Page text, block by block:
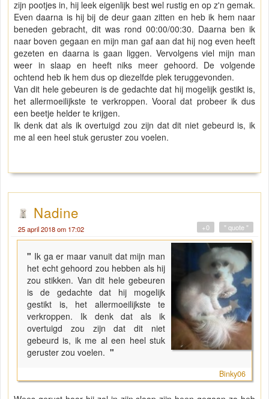
zijn pootjes in, hij leek eigenlijk best wel rustig en op z'n gemak.
Even daarna is hij bij de deur gaan zitten en heb ik hem naar
beneden gebracht, dit was rond 00:00/00:30. Daarna ben ik
naar boven gegaan en mijn man gaf aan dat hij nog even heeft
gezeten en daarna is gaan liggen. Vervolgens viel mijn man
weer in slaap en heeft niks meer gehoord. De volgende
ochtend heb ik hem dus op diezelfde plek teruggevonden.
Van dit hele gebeuren is de gedachte dat hij mogelijk gestikt is,
het allermoeilijkste te verkroppen. Vooral dat probeer ik dus
een beetje helder te krijgen.
Ik denk dat als ik overtuigd zou zijn dat dit niet gebeurd is, ik
me al een heel stuk geruster zou voelen.
Nadine
25 april 2018 om 17:02 " quote "
+0
" Ik ga er maar vanuit dat mijn man
het echt gehoord zou hebben als hij
zou stikken. Van dit hele gebeuren
is de gedachte dat hij mogelijk
gestikt is, het allermoeilijkste te
verkroppen. Ik denk dat als ik
overtuigd zou zijn dat dit niet
gebeurd is, ik me al een heel stuk
geruster zou voelen. "
Binky06